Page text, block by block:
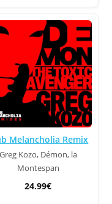
Melancholia Remix
Greg Kozo, Démon, la
Montespan
24.99€